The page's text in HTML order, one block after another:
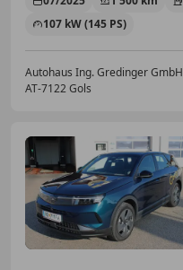
107 kW (145 PS)
Autohaus Ing. Gredinger GmbH
AT-7122 Gols